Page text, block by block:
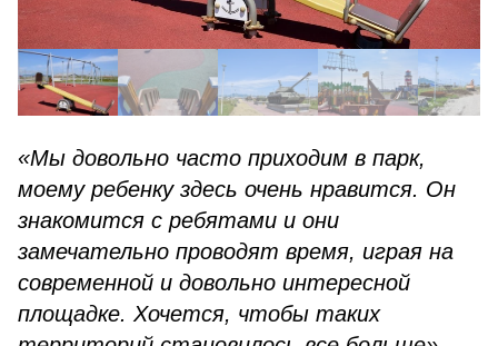
«Мы довольно часто приходим в парк,
моему ребенку здесь очень нравится. Он
знакомится с ребятами и они
замечательно проводят время, играя на
современной и довольно интересной
площадке. Хочется, чтобы таких